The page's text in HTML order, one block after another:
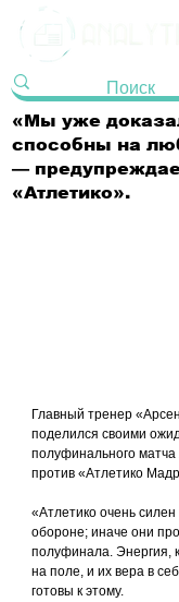
«Мы уже
способны на
—
«Атлетико».
Главный тренер
поделился своими
полуфинального
против «Атлетико
«Атлетико очень силен
обороне; иначе они
полуфинала. Энергия,
на поле, и их вера в
готовы к этому.